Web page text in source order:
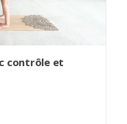
Laissez
en laissant
contrôle et